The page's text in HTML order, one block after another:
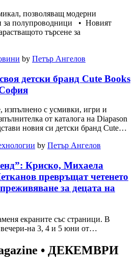
позволяващ модерни
за полупроводници • Новият
търсене за
by Петър Ангелов
детски бранд Cute Books
изпълнено с усмивки, игри и
от каталога на Diapason
новия си детски бранд Cute…
by Петър Ангелов
Криско, Михаела
превръщат четенето
за децата на
екраните със страници. В
на 3, 4 и 5 юни от…
• ДЕКЕМВРИ